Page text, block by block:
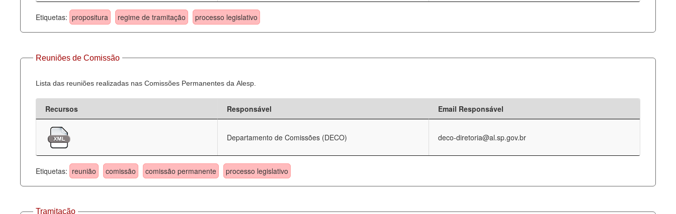
Etiquetas: propositura regime de tramitação processo legislativo
Reuniões de Comissão
Lista das reuniões realizadas nas Comissões Permanentes da Alesp.
Recursos Responsável Email Responsável
Departamento de Comissões (DECO) deco-diretoria@al.sp.gov.br
Etiquetas: reunião comissão comissão permanente processo legislativo
Tramitação